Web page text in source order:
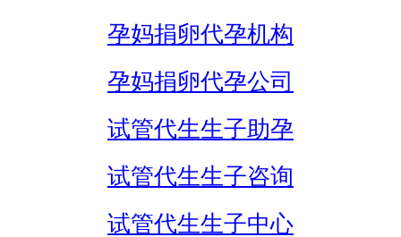
孕妈捐卵代孕机构
孕妈捐卵代孕公司
试管代生生子助孕
试管代生生子咨询
试管代生生子中心